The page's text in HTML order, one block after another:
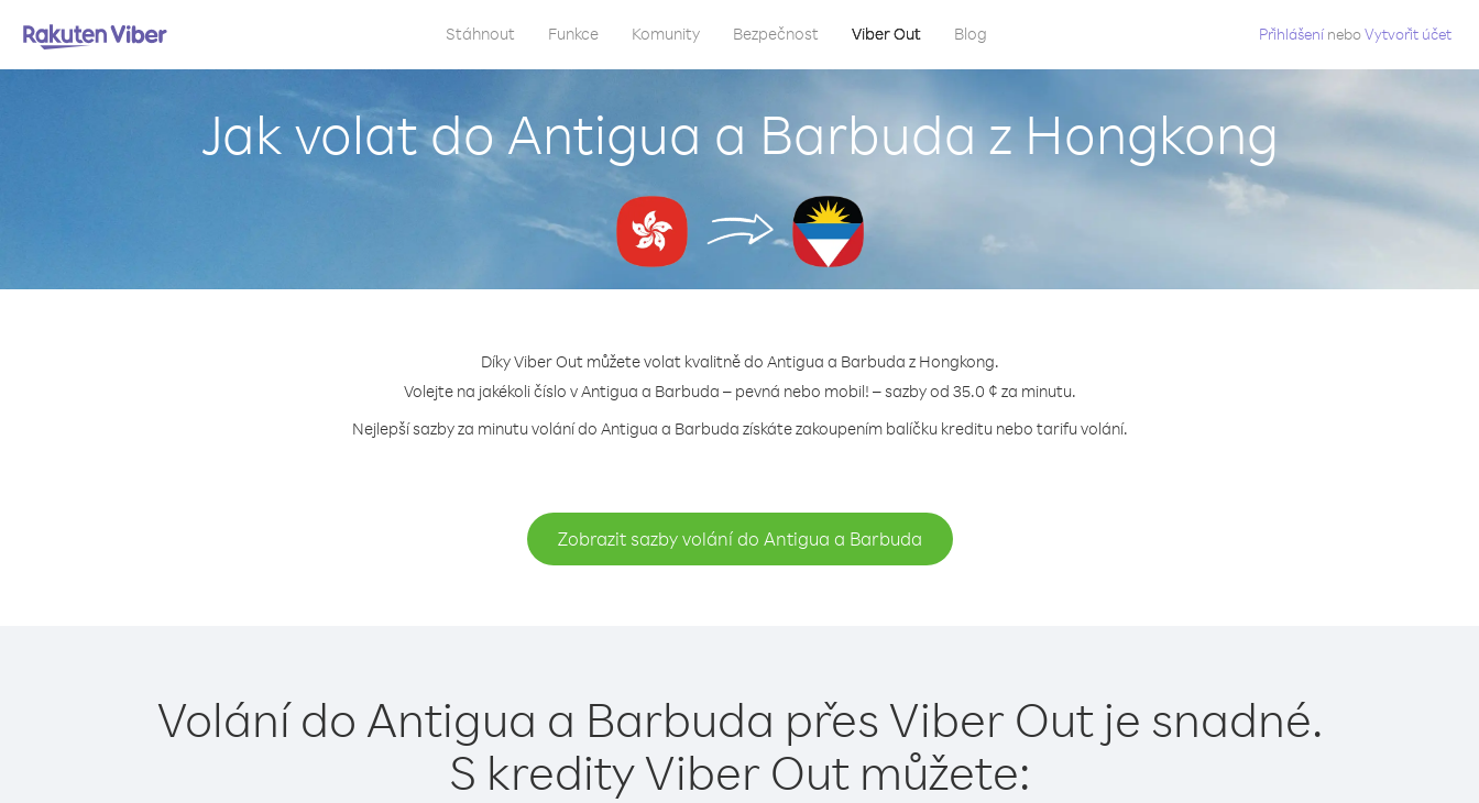
Stáhnout Funkce Komunity Bezpečnost Viber Out Blog Přihlášení neboVytvořit účet
Jak volat do Antigua a Barbuda z Hongkong
Díky Viber Out můžete volat kvalitně do Antigua a Barbuda z Hongkong.
Volejte na jakékoli číslo v Antigua a Barbuda – pevná nebo mobil! – sazby od 35.0 ¢ za minutu.
Nejlepší sazby za minutu volání do Antigua a Barbuda získáte zakoupením balíčku kreditu nebo tarifu volání.
Zobrazit sazby volání do Antigua a Barbuda
Volání do Antigua a Barbuda přes Viber Out je snadné.
S kredity Viber Out můžete: